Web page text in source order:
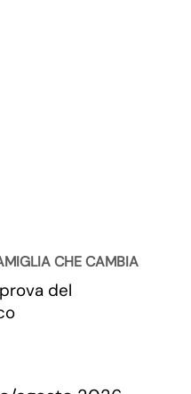
CHE CAMBIA
del